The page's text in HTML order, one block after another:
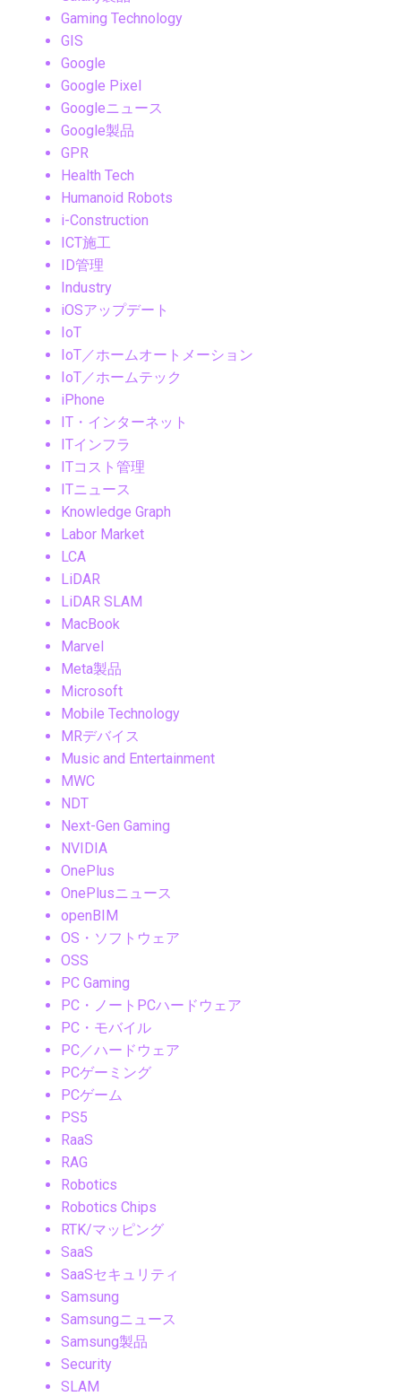
Gaming Technology
GIS
Google
Google Pixel
Googleニュース
Google製品
GPR
Health Tech
Humanoid Robots
i-Construction
ICT施工
ID管理
Industry
iOSアップデート
IoT
IoT／ホームオートメーション
IoT／ホームテック
iPhone
IT・インターネット
ITインフラ
ITコスト管理
ITニュース
Knowledge Graph
Labor Market
LCA
LiDAR
LiDAR SLAM
MacBook
Marvel
Meta製品
Microsoft
Mobile Technology
MRデバイス
Music and Entertainment
MWC
NDT
Next-Gen Gaming
NVIDIA
OnePlus
OnePlusニュース
openBIM
OS・ソフトウェア
OSS
PC Gaming
PC・ノートPCハードウェア
PC・モバイル
PC／ハードウェア
PCゲーミング
PCゲーム
PS5
RaaS
RAG
Robotics
Robotics Chips
RTK/マッピング
SaaS
SaaSセキュリティ
Samsung
Samsungニュース
Samsung製品
Security
SLAM